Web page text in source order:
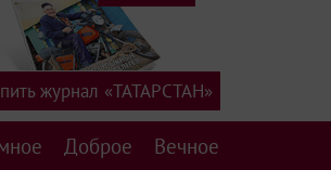
Доброе Вечное
журнал «ТАТАРСТАН»